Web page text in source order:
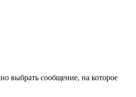
выбрать сообщение, на которое